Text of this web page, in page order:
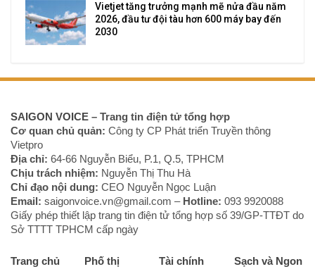
Vietjet tăng trưởng mạnh mẽ nửa đầu năm
2026, đầu tư đội tàu hơn 600 máy bay đến
2030
SAIGON VOICE – Trang tin điện tử tổng hợp
Cơ quan chủ quản: Công ty CP Phát triển Truyền thông
Vietpro
Địa chỉ: 64-66 Nguyễn Biểu, P.1, Q.5, TPHCM
Chịu trách nhiệm: Nguyễn Thị Thu Hà
Chỉ đạo nội dung: CEO Nguyễn Ngọc Luận
Email: saigonvoice.vn@gmail.com – Hotline: 093 9920088‬
Giấy phép thiết lập trang tin điện tử tổng hợp số 39/GP-TTĐT do
Sở TTTT TPHCM cấp ngày
Trang chủ Phố thị Tài chính
Sạch và Ngon